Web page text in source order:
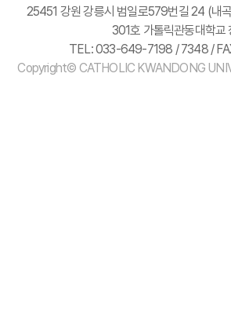
25451 강원 강릉시 범일로579번길 24 (내
301호 가톨릭관동대학교
TEL: 033-649-7198 / 7348 /
Copyright© CATHOLIC KWANDONG